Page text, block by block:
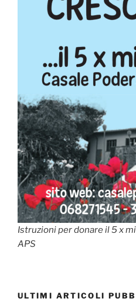
Istruzioni per donare il 5 x
APS
ULTIMI ARTICOLI